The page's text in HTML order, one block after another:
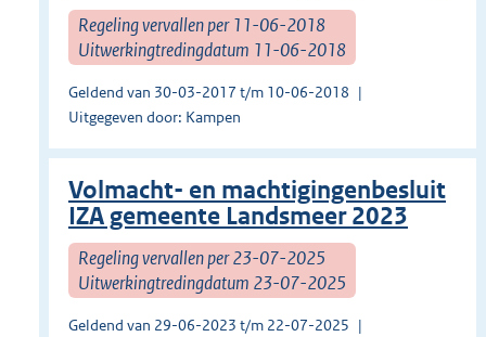
Regeling vervallen per 11-06-2018
Uitwerkingtredingdatum 11-06-2018
Geldend van 30-03-2017 t/m 10-06-2018
Uitgegeven door: Kampen
Volmacht- en machtigingenbesluit
IZA gemeente Landsmeer 2023
Regeling vervallen per 23-07-2025
Uitwerkingtredingdatum 23-07-2025
Geldend van 29-06-2023 t/m 22-07-2025